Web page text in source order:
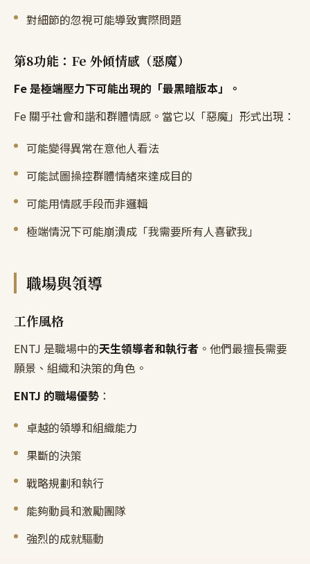
對細節的忽視可能導致實際問題
第8功能：Fe 外傾情感（惡魔）
Fe 是極端壓力下可能出現的「最黑暗版本」。
Fe 關乎社會和諧和群體情感。當它以「惡魔」形式出現：
可能變得異常在意他人看法
可能試圖操控群體情緒來達成目的
可能用情感手段而非邏輯
極端情況下可能崩潰成「我需要所有人喜歡我」
職場與領導
工作風格
ENTJ 是職場中的天生領導者和執行者 。他們最擅長需要
願景、組織和決策的角色。
ENTJ 的職場優勢 ：
卓越的領導和組織能力
果斷的決策
戰略規劃和執行
能夠動員和激勵團隊
強烈的成就驅動